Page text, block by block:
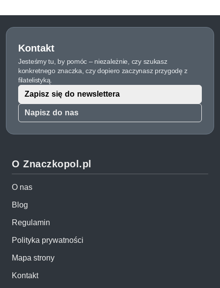
Kontakt
Jesteśmy tu, by pomóc – niezależnie, czy szukasz
konkretnego znaczka, czy dopiero zaczynasz przygodę z
filatelistyką.
Napisz do nas
Zapisz się do newslettera
O Znaczkopol.pl
O nas
Blog
Regulamin
Polityka prywatności
Mapa strony
Kontakt